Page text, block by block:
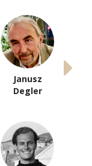
Janusz
Degler